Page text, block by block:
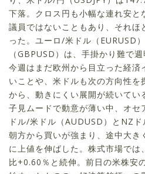
下落。クロス円も小幅な連れ安と
議員ではないこともあり、それほ
った。ユーロ/米ドル（EURUSD
（GBPUSD）は、手掛かり難で
今週はまだ欧州から目立った経済
いことや、米ドルも次の方向性を
から、動きにくい展開が続いてい
子見ムードで動意が薄い中、オセ
ドル/米ドル（AUDUSD）とNZ
朝方から買いが強まり、途中大き
に上値を伸ばした。株式市場では
比+0.60％と続伸。前日の米株安